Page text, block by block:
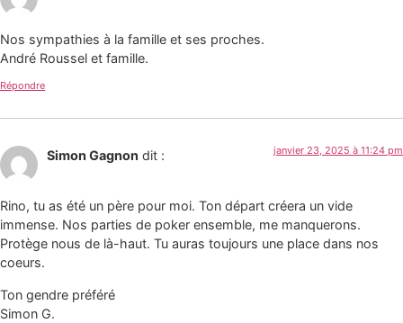
Nos sympathies à la famille et ses proches.
André Roussel et famille.
Répondre
Simon Gagnon dit : janvier 23, 2025 à 11:24 pm
Rino, tu as été un père pour moi. Ton départ créera un vide
immense. Nos parties de poker ensemble, me manquerons.
Protège nous de là-haut. Tu auras toujours une place dans nos
coeurs.
Ton gendre préféré
Simon G.